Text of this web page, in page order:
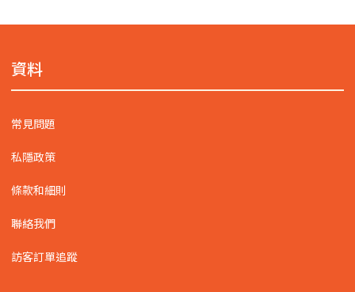
資料
常見問題
私隱政策
條款和細則
聯絡我們
訪客訂單追蹤